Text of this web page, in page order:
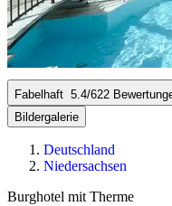
Fabelhaft 5.4/622
Bildergalerie
Deutschland
Niedersachsen
Burghotel mit Therme